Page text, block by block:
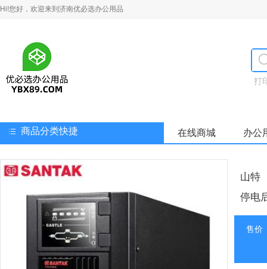
Hi!您好，欢迎来到济南优必选办公用品
打
商品分类快捷 在线商城 办公
山特
停电
售价